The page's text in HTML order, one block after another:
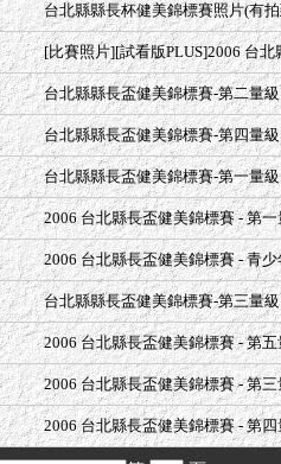
台北縣縣長杯健美錦標賽照片(有
[比賽照片][試看版PLUS]2006 台
台北縣縣長盃健美錦標賽-第二量
台北縣縣長盃健美錦標賽-第四量
台北縣縣長盃健美錦標賽-第一量
2006 台北縣長盃健美錦標賽 - 第一
2006 台北縣長盃健美錦標賽 - 青少
台北縣縣長盃健美錦標賽-第三量
2006 台北縣長盃健美錦標賽 - 第五
2006 台北縣長盃健美錦標賽 - 第三
2006 台北縣長盃健美錦標賽 - 第四